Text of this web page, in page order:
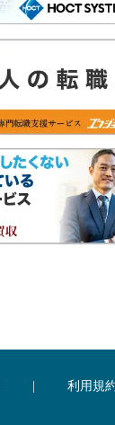
利用規